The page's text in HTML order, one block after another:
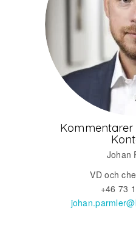
Kommentarer
Johan
VD och
+46 73